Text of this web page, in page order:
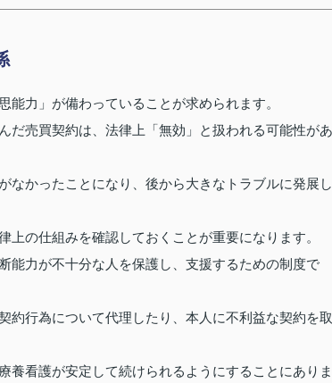
力」が備わっていることが求められます。
だ売買契約は、法律上「無効」と扱われる可能性があ
なかったことになり、後から大きなトラブルに発展し
の仕組みを確認しておくことが重要になります。
能力が不十分な人を保護し、支援するための制度で
約行為について代理したり、本人に不利益な契約を取
養看護が安定して続けられるようにすることにありま